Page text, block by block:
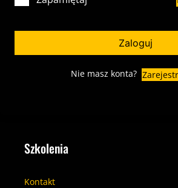
Zaloguj
Nie masz konta?
Szkolenia
Kontakt